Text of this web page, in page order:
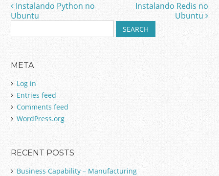
Post navigation
Instalando Python no
Ubuntu
Instalando Redis no
Ubuntu
e
c
f
o
r
:
META
Log in
Entries feed
Comments feed
WordPress.org
RECENT POSTS
Business Capability – Manufacturing